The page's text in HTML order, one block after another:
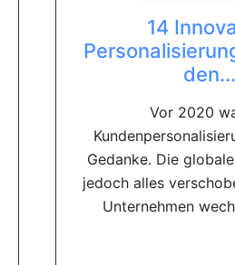
14
den...
Vor 2020
Gedanke. Die
jedoch alles
Unternehmen